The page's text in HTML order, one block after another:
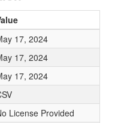
17, 2024
17, 2024
17, 2024
License Provided